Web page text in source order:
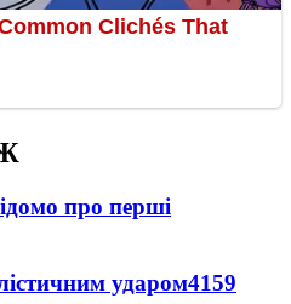
про перші
ударом4159